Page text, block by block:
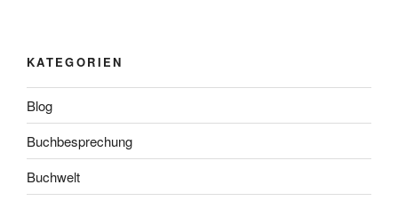
KATEGORIEN
Blog
Buchbesprechung
Buchwelt